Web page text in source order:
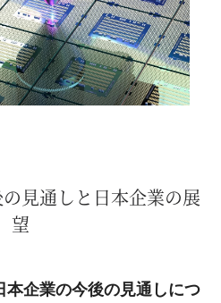
見通しと日本企業の展
望
本企業の今後の見通しにつ